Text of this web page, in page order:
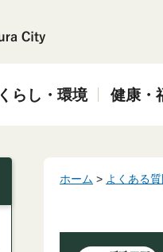
くらし・環境 健康・
ホーム > よくある質